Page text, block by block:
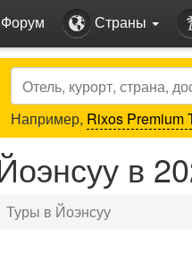
Форум Страны
Search
Например, Rixos Premium
в
Туры в Йоэнсуу